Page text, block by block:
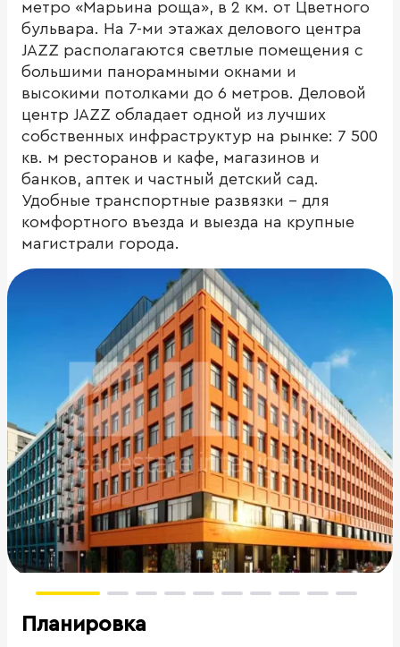
метро «Марьина роща», в 2 км. от Цветного
бульвара. На 7-ми этажах делового центра
JAZZ располагаются светлые помещения с
большими панорамными окнами и
высокими потолками до 6 метров. Деловой
центр JAZZ обладает одной из лучших
собственных инфраструктур на рынке: 7 500
кв. м ресторанов и кафе, магазинов и
банков, аптек и частный детский сад.
Удобные транспортные развязки – для
комфортного въезда и выезда на крупные
магистрали города.
Планировка